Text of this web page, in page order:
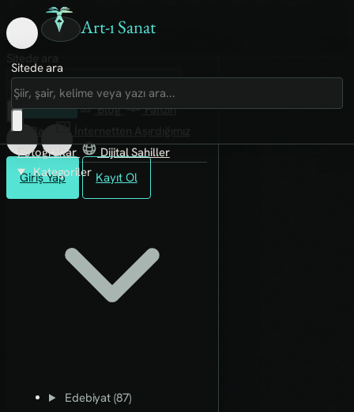
Art-ı Sanat
Giriş Yap Kayıt Ol
Sitede ara
Art-ı Sosyal
İmece
Kütüphane
Blog
Fanzin
Rafları
Fotoğraflar
Dijital Sahiller
Kategoriler
Edebiyat (87)